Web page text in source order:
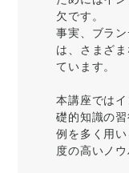
欠です。
事実、ブラ
は、さまざ
ています。
本講座では
礎的知識の
例を多く用
度の高いノ